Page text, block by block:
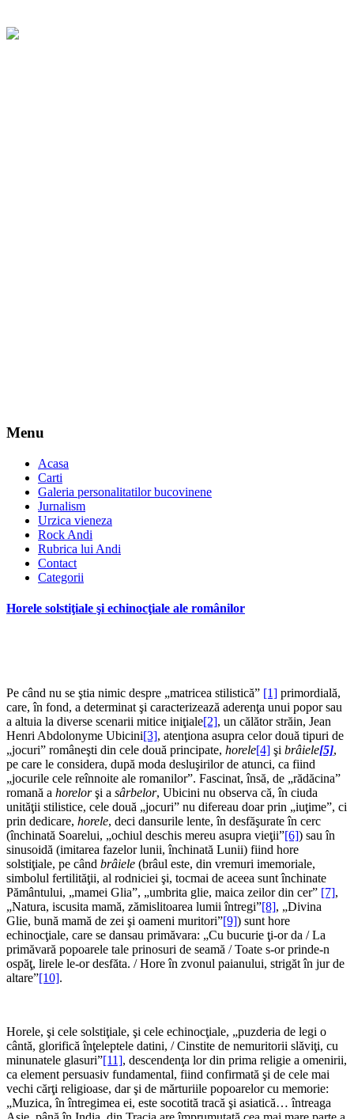
Menu
Acasa
Carti
Galeria personalitatilor bucovinene
Jurnalism
Urzica vieneza
Rock Andi
Rubrica lui Andi
Contact
Categorii
Horele solstiţiale şi echinocţiale ale românilor
Pe când nu se ştia nimic despre „matricea stilistică” [1] primordială,
care, în fond, a determinat şi caracterizează aderenţa unui popor sau
a altuia la diverse scenarii mitice iniţiale[2], un călător străin, Jean
Henri Abdolonyme Ubicini[3], atenţiona asupra celor două tipuri de
„jocuri” româneşti din cele două principate, horele[4] şi brâiele[5],
pe care le considera, după moda desluşirilor de atunci, ca fiind
„jocurile cele reînnoite ale romanilor”. Fascinat, însă, de „rădăcina”
romană a horelorşi a sârbelor, Ubicini nu observa că, în ciuda
unităţii stilistice, cele două „jocuri” nu difereau doar prin „iuţime”, ci
prin dedicare, horele, deci dansurile lente, în desfăşurate în cerc
(închinată Soarelui, „ochiul deschis mereu asupra vieţii”[6]) sau în
sinusoidă (imitarea fazelor lunii, închinată Lunii) fiind hore
solstiţiale, pe când brâiele (brâul este, din vremuri imemoriale,
simbolul fertilităţii, al rodniciei şi, tocmai de aceea sunt închinate
Pământului, „mamei Glia”, „umbrita glie, maica zeilor din cer” [7],
„Natura, iscusita mamă, zămislitoarea lumii întregi”[8], „Divina
Glie, bună mamă de zei şi oameni muritori”[9]) sunt hore
echinocţiale, care se dansau primăvara: „Cu bucurie ţi-or da / La
primăvară popoarele tale prinosuri de seamă / Toate s-or prinde-n
ospăţ, lirele le-or desfăta. / Hore în zvonul paianului, strigăt în jur de
altare”[10].
Horele, şi cele solstiţiale, şi cele echinocţiale, „puzderia de legi o
cântă, glorifică înţeleptele datini, / Cinstite de nemuritorii slăviţi, cu
minunatele glasuri”[11], descendenţa lor din prima religie a omenirii,
ca element persuasiv fundamental, fiind confirmată şi de cele mai
vechi cărţi religioase, dar şi de mărturiile popoarelor cu memorie:
„Muzica, în întregimea ei, este socotită tracă şi asiatică… întreaga